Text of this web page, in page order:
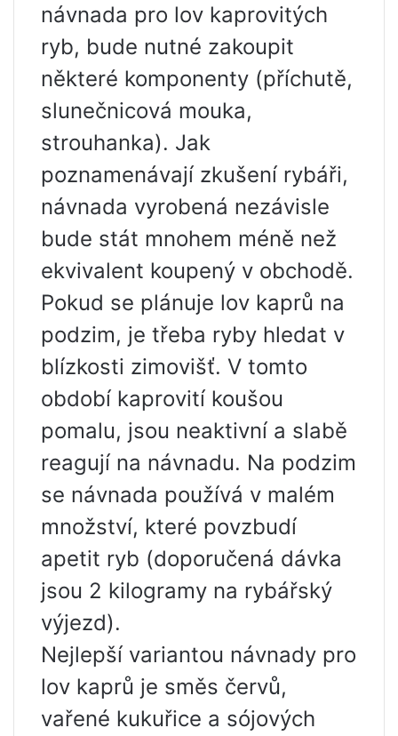
návnada pro lov kaprovitých
ryb, bude nutné zakoupit
některé komponenty (příchutě,
slunečnicová mouka,
strouhanka). Jak
poznamenávají zkušení rybáři,
návnada vyrobená nezávisle
bude stát mnohem méně než
ekvivalent koupený v obchodě.
Pokud se plánuje lov kaprů na
podzim, je třeba ryby hledat v
blízkosti zimovišť. V tomto
období kaprovití koušou
pomalu, jsou neaktivní a slabě
reagují na návnadu. Na podzim
se návnada používá v malém
množství, které povzbudí
apetit ryb (doporučená dávka
jsou 2 kilogramy na rybářský
výjezd).
Nejlepší variantou návnady pro
lov kaprů je směs červů,
vařené kukuřice a sójových